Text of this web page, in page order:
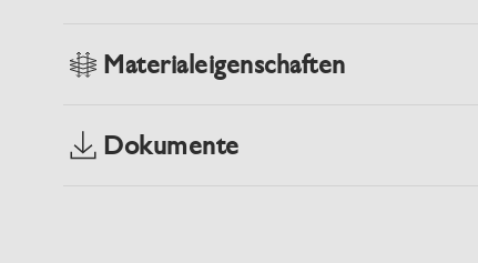
Materialeigenschaften
Dokumente